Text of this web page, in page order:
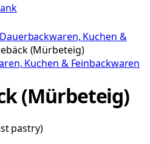
Dauerbackwaren, Kuchen &
(Mürbeteig)
Kuchen & Feinbackwaren
(Mürbeteig)
pastry)